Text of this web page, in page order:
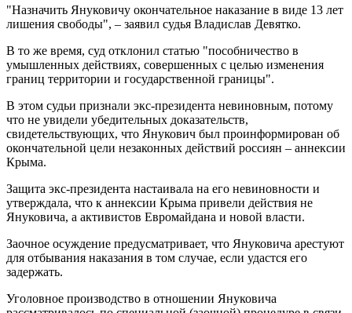
"Назначить Януковичу окончательное наказание в виде 13 лет
лишения свободы", – заявил судья Владислав Девятко.
В то же время, суд отклонил статью "пособничество в
умышленных действиях, совершенных с целью изменения
границ территории и государственной границы".
В этом судьи признали экс-президента невиновным, потому
что не увидели убедительных доказательств,
свидетельствующих, что Янукович был проинформирован об
окончательной цели незаконных действий россиян – аннексии
Крыма.
Защита экс-президента настаивала на его невиновности и
утверждала, что к аннексии Крыма привели действия не
Януковича, а активистов Евромайдана и новой власти.
Заочное осуждение предусматривает, что Януковича арестуют
для отбывания наказания в том случае, если удастся его
задержать.
Уголовное производство в отношении Януковича